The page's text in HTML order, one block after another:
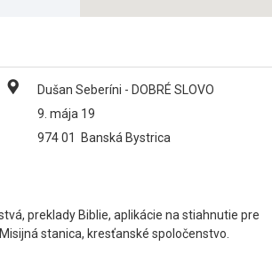
Dušan Seberíni - DOBRÉ SLOVO
9. mája 19
974 01
Banská Bystrica
preklady Biblie, aplikácie na stiahnutie pre
stanica, kresťanské spoločenstvo.